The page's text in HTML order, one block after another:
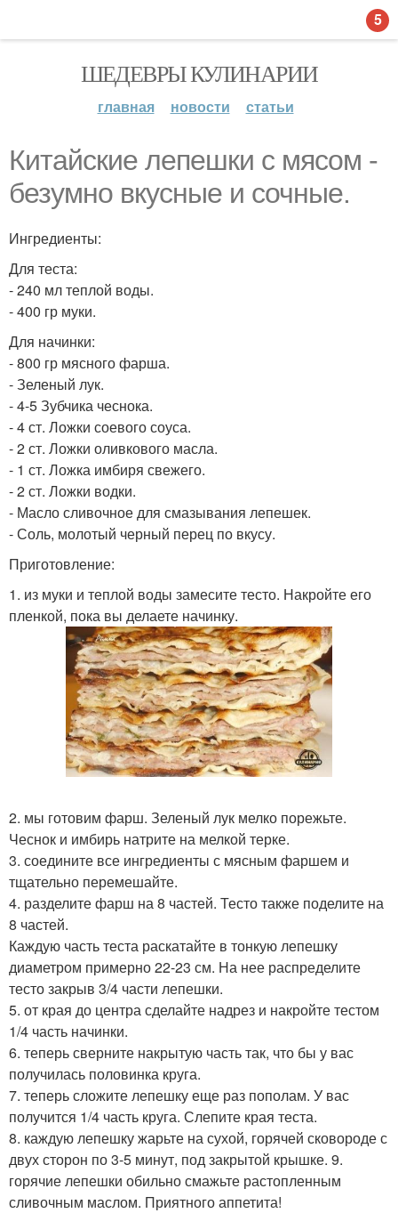
ШЕДЕВРЫ КУЛИНАРИИ
главная новости статьи
Китайские лепешки с мясом -
безумно вкусные и сочные.
Ингредиенты:
Для теста:
- 240 мл теплой воды.
- 400 гр муки.
Для начинки:
- 800 гр мясного фарша.
- Зеленый лук.
- 4-5 Зубчика чеснока.
- 4 ст. Ложки соевого соуса.
- 2 ст. Ложки оливкового масла.
- 1 ст. Ложка имбиря свежего.
- 2 ст. Ложки водки.
- Масло сливочное для смазывания лепешек.
- Соль, молотый черный перец по вкусу.
Приготовление:
1. из муки и теплой воды замесите тесто. Накройте его
пленкой, пока вы делаете начинку.
2. мы готовим фарш. Зеленый лук мелко порежьте.
Чеснок и имбирь натрите на мелкой терке.
3. соедините все ингредиенты с мясным фаршем и
тщательно перемешайте.
4. разделите фарш на 8 частей. Тесто также поделите на
8 частей.
Каждую часть теста раскатайте в тонкую лепешку
диаметром примерно 22-23 см. На нее распределите
тесто закрыв 3/4 части лепешки.
5. от края до центра сделайте надрез и накройте тестом
1/4 часть начинки.
6. теперь сверните накрытую часть так, что бы у вас
получилась половинка круга.
7. теперь сложите лепешку еще раз пополам. У вас
получится 1/4 часть круга. Слепите края теста.
8. каждую лепешку жарьте на сухой, горячей сковороде с
двух сторон по 3-5 минут, под закрытой крышке. 9.
горячие лепешки обильно смажьте растопленным
сливочным маслом. Приятного аппетита!
5